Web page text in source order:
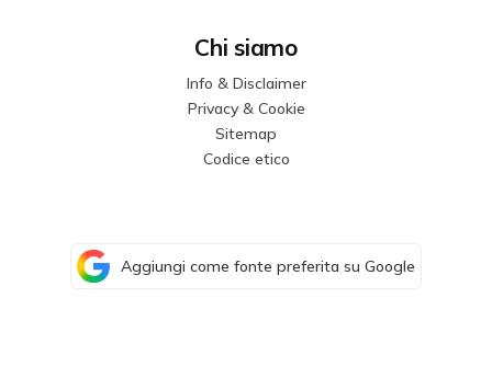
Chi siamo
Info & Disclaimer
Privacy & Cookie
Sitemap
Codice etico
Aggiungi come fonte preferita su Google